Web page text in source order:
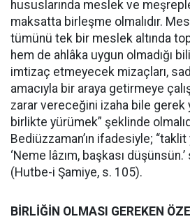
hususlarında meslek ve
maksatta birleşme olmalıdır.
tümünü tek bir meslek altında
hem de ahlâka uygun olmadığı
imtizaç etmeyecek mizaçları,
amacıyla bir araya getirmeye
zarar vereceğini izaha bile gerek
birlikte yürümek” şeklinde
Bediüzzaman’ın ifadesiyle;
‘Neme lâzım, başkası
(Hutbe-i Şamiye, s. 105).
BİRLİĞİN OLMASI GEREKEN